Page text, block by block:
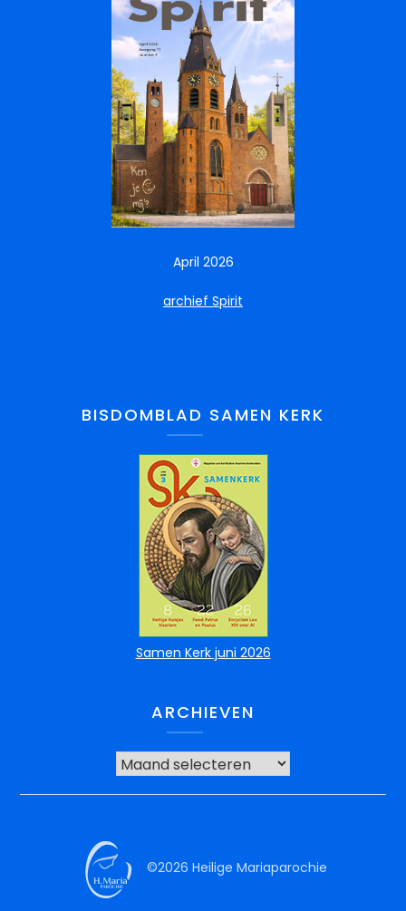
April 2026
archief Spirit
BISDOMBLAD SAMEN KERK
Samen Kerk juni 2026
ARCHIEVEN
©2026 Heilige Mariaparochie